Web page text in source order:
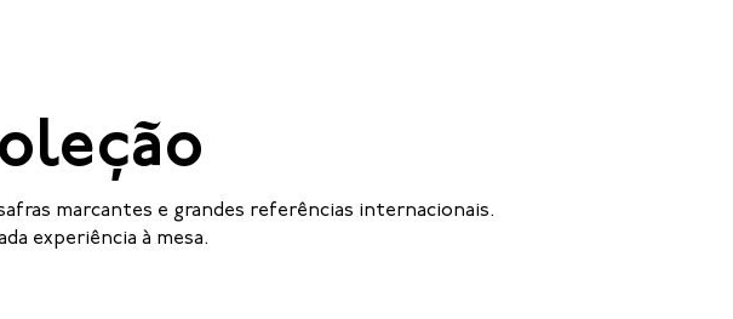
marcantes e grandes referências internacionais.
experiência à mesa.